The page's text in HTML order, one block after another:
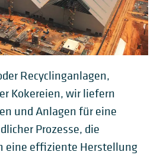
Recyclinganlagen,
Kokereien, wir liefern
und Anlagen für eine
Prozesse, die
eine effiziente Herstellung